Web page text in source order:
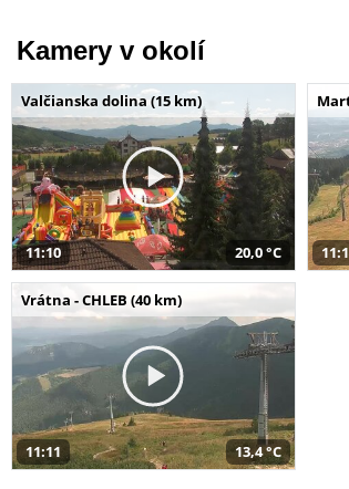
Kamery v okolí
Valčianska dolina (15 km)
11:10 20,0 °C
Vrátna - CHLEB (40 km)
11:11 13,4 °C